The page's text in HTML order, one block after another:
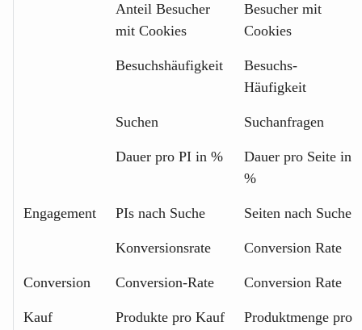
Anteil Besucher
mit Cookies
Besucher mit
Cookies
Besuchshäufigkeit
Besuchs-
Häufigkeit
Suchen Suchanfragen
Dauer pro PI in %
Dauer pro Seite in
%
Engagement PIs nach Suche Seiten nach Suche
Konversionsrate Conversion Rate
Conversion Conversion-Rate Conversion Rate
Kauf Produkte pro Kauf
Produktmenge pro